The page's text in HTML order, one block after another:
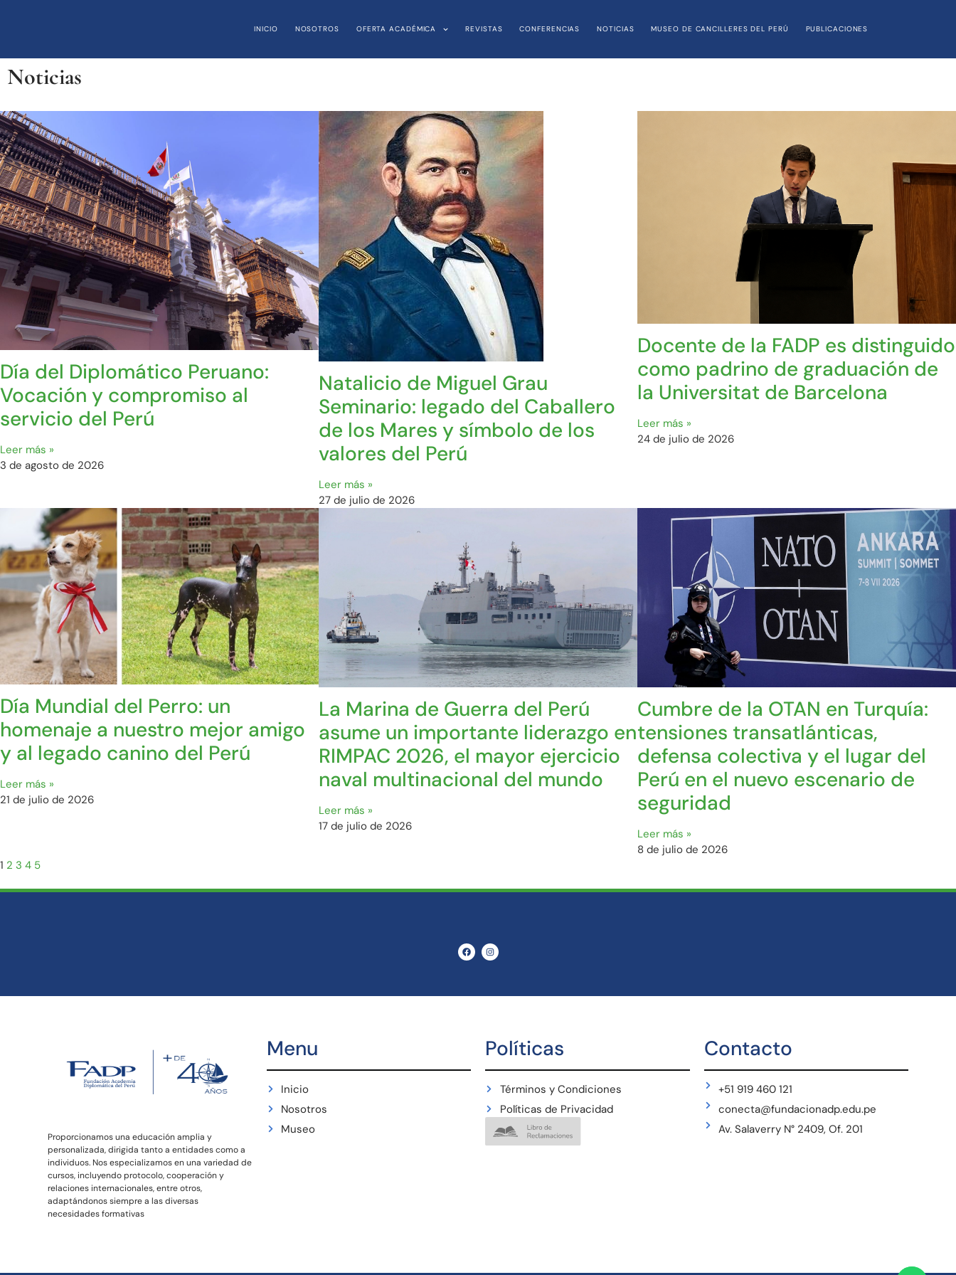
INICIO NOSOTROS OFERTA ACADÉMICA REVISTAS CONFERENCIAS NOTICIAS MUSEO DE CANCILLERES DEL PERÚ PUBLICACIONES
Noticias
Día del Diplomático Peruano:
Vocación y compromiso al
servicio del Perú
Leer más »
3 de agosto de 2026
Natalicio de Miguel Grau
Seminario: legado del Caballero
de los Mares y símbolo de los
valores del Perú
Leer más »
27 de julio de 2026
Docente de la FADP es distinguido
como padrino de graduación de
la Universitat de Barcelona
Leer más »
24 de julio de 2026
Día Mundial del Perro: un
homenaje a nuestro mejor amigo
y al legado canino del Perú
Leer más »
21 de julio de 2026
La Marina de Guerra del Perú
asume un importante liderazgo en
RIMPAC 2026, el mayor ejercicio
naval multinacional del mundo
Leer más »
17 de julio de 2026
Cumbre de la OTAN en Turquía:
tensiones transatlánticas,
defensa colectiva y el lugar del
Perú en el nuevo escenario de
seguridad
Leer más »
8 de julio de 2026
1 2 3 4 5
Proporcionamos una educación amplia y
personalizada, dirigida tanto a entidades como a
individuos. Nos especializamos en una variedad de
cursos, incluyendo protocolo, cooperación y
relaciones internacionales, entre otros,
adaptándonos siempre a las diversas
necesidades formativas
Menu
Inicio
Nosotros
Museo
Políticas
Términos y Condiciones
Políticas de Privacidad
Contacto
+51 919 460 121
conecta@fundacionadp.edu.pe
Av. Salaverry N° 2409, Of. 201